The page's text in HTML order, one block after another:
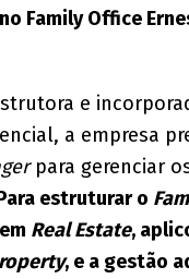
Family Office
e
a empresa
para gerenciar
estruturar o
Real Estate,
, e a gestão